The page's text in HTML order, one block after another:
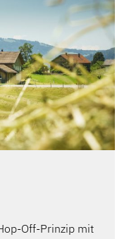
Off-Prinzip mit